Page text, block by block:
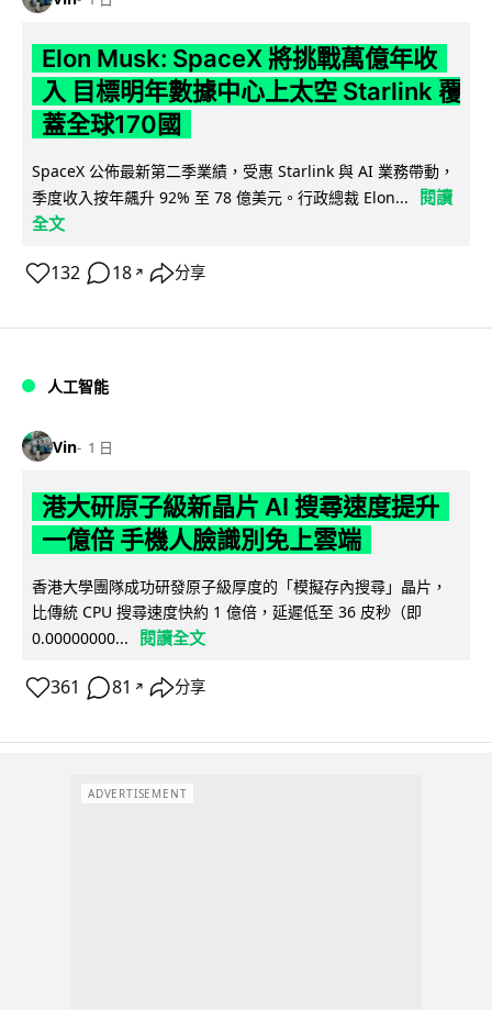
Elon Musk: SpaceX 將挑戰萬億年收
入 目標明年數據中心上太空 Starlink 覆
蓋全球170國
SpaceX 公佈最新第二季業績，受惠 Starlink 與 AI 業務帶動，
季度收入按年飆升 92% 至 78 億美元。行政總裁 Elon...
閱讀
全文
132 18 ↗ 分享
人工智能
Vin 1 日
港大研原子級新晶片 AI 搜尋速度提升
一億倍 手機人臉識別免上雲端
香港大學團隊成功研發原子級厚度的「模擬存內搜尋」晶片，
比傳統 CPU 搜尋速度快約 1 億倍，延遲低至 36 皮秒（即
0.00000000...
閱讀全文
361 81 ↗ 分享
ADVERTISEMENT